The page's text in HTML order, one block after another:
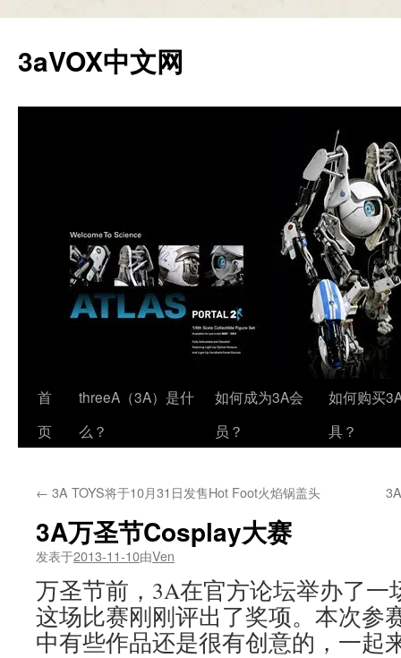
正
文
3aVOX中文网
首
页
threeA（3A）是什
么？
如何成为3A会
员？
如何购买
具？
← 3A TOYS将于10月31日发售Hot Foot火焰锅盖头
3A万圣节Cosplay大赛
发表于2013-11-10由Ven
万圣节前，3A在官方论坛举办了一
这场比赛刚刚评出了奖项。本次参
中有些作品还是很有创意的，一起